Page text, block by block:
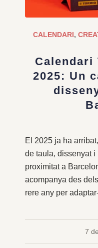
CALENDARI,
Calendari
2025: Un
El 2025 ja ha
de taula, dissenyat
proximitat a
acompanya des
rere any per
7